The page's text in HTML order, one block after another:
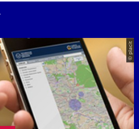
© placit